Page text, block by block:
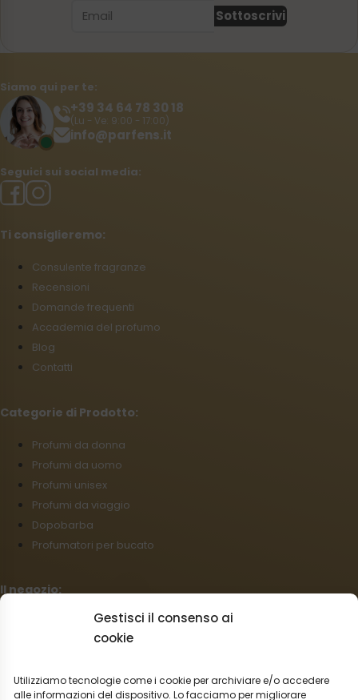
Gestisci il consenso ai
cookie
Utilizziamo tecnologie come i cookie per archiviare e/o accedere
alle informazioni del dispositivo. Lo facciamo per migliorare
Sottoscrivi
Siamo qui per te:
+39 34 64 78 30 18
(Lu - Ve: 9:00 - 17:00)
info@parfens.it
Seguici sui social media:
Ti consiglieremo:
Consulente fragranze
Recensioni
Domande frequenti
Accademia del profumo
Blog
Contatti
Categorie di Prodotto:
Profumi da donna
Profumi da uomo
Profumi unisex
Profumi da viaggio
Dopobarba
Profumatori per bucato
Il negozio:
Condizioni commerciali
Regolamento per I reclami
Impostazioni cookies